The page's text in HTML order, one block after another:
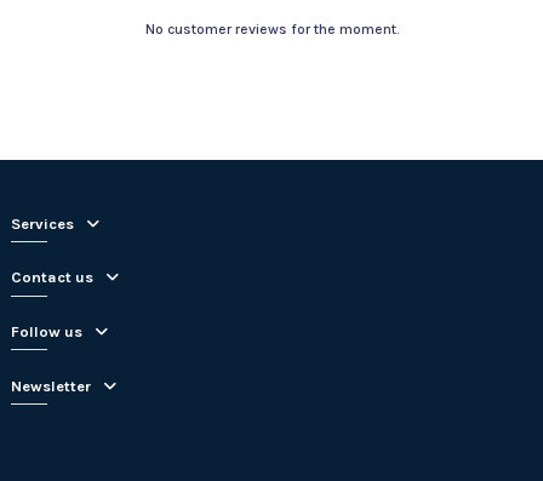
No customer reviews for the moment.
Services
Contact us
Follow us
Newsletter